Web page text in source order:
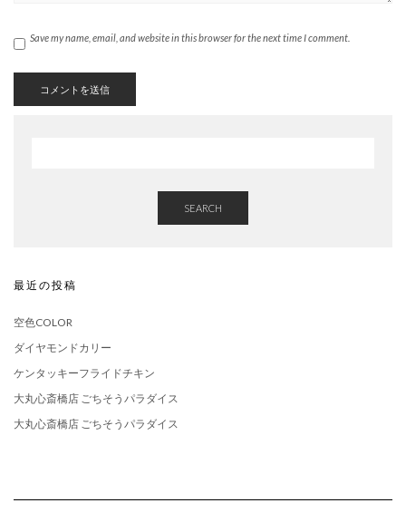
Save my name, email, and website in this browser for the next time I comment.
SEARCH
最近の投稿
空色COLOR
ダイヤモンドカリー
ケンタッキーフライドチキン
大丸心斎橋店 ごちそうパラダイス
大丸心斎橋店 ごちそうパラダイス